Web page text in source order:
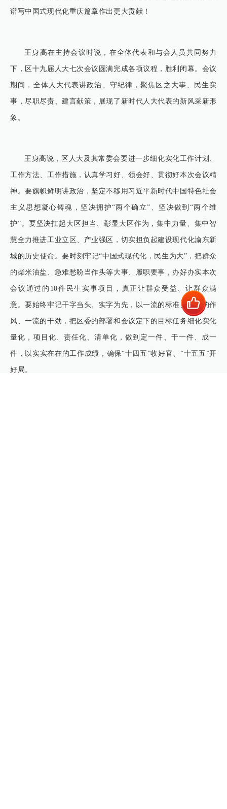
谱写中国式现代化重庆篇章作出更大贡献！
王身高在主持会议时说，在全体代表和与会人员共同努力
下，区十九届人大七次会议圆满完成各项议程，胜利闭幕。会议
期间，全体人大代表讲政治、守纪律，聚焦区之大事、民生实
事，尽职尽责、建言献策，展现了新时代人大代表的新风采新形
象。
王身高说，区人大及其常委会要进一步细化实化工作计划、
工作方法、工作措施，认真学习好、领会好、贯彻好本次会议精
神。要旗帜鲜明讲政治，坚定不移用习近平新时代中国特色社会
主义思想凝心铸魂，坚决拥护“两个确立”、坚决做到“两个维
护”。要坚决扛起大区担当、彰显大区作为，集中力量、集中智
慧全力推进工业立区、产业强区，切实担负起建设现代化渝东新
城的历史使命。要时刻牢记“中国式现代化，民生为大”，把群众
的柴米油盐、急难愁盼当作头等大事、履职要事，办好办实本次
会议通过的10件民生实事项目，真正让群众受益、让群众满
意。要始终牢记干字当头、实字为先，以一流的标准、一流的作
风、一流的干劲，把区委的部署和会议定下的目标任务细化实化
量化，项目化、责任化、清单化，做到定一件、干一件、成一
件，以实实在在的工作成绩，确保“十四五”收好官、“十五五”开
好局。